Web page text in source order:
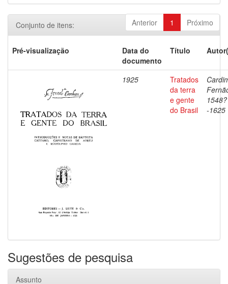
Anterior 1 Próximo
Conjunto de itens:
Pré-visualização
Data do
documento
Título
1925
Tratados
da terra
e gente
do Brasil
1548?
-1625
Sugestões de pesquisa
Assunto